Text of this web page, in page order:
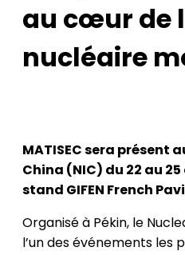
au cœur de
nucléaire
MATISEC sera présent
China (NIC) du 22 au
stand GIFEN French
Organisé à Pékin, le
l’un des événements les